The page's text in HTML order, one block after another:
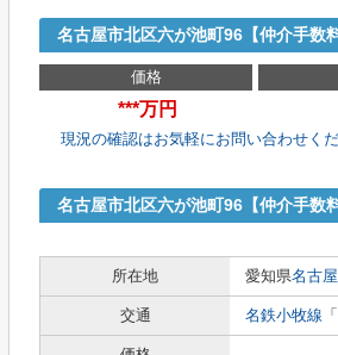
名古屋市北区六が池町96【仲介手数
価格
***万円
現況の確認はお気軽にお問い合わせくだ
名古屋市北区六が池町96【仲介手数
所在地 愛知県名古
交通 名鉄小牧線 「